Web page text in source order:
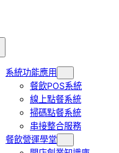
系統功能應用
餐飲POS系統
線上點餐系統
掃碼點餐系統
串接整合服務
餐飲營運學堂